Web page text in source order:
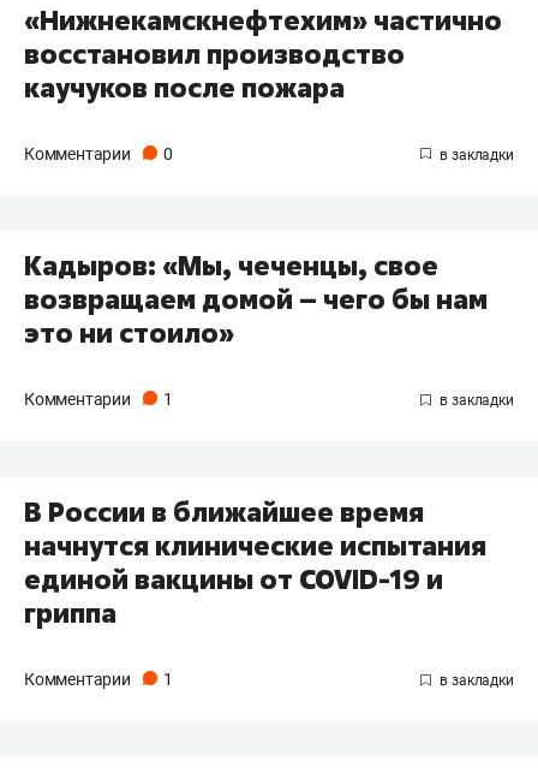
​«Нижнекамскнефтехим» частично
восстановил производство
каучуков после пожара
Комментарии 0
Кадыров: «Мы, чеченцы, свое
возвращаем домой – чего бы нам
это ни стоило»
Комментарии 1
В России в ближайшее время
начнутся клинические испытания
единой вакцины от COVID-19 и
гриппа
Комментарии 1